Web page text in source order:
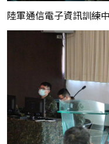
陸軍通信電子資訊訓練